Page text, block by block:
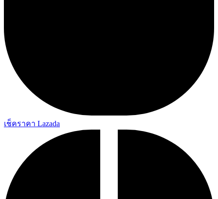
เช็คราคา Lazada